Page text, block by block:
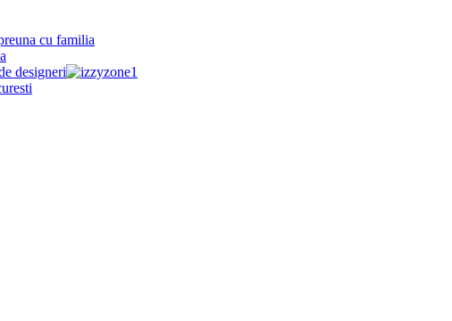
cu familia
designeri